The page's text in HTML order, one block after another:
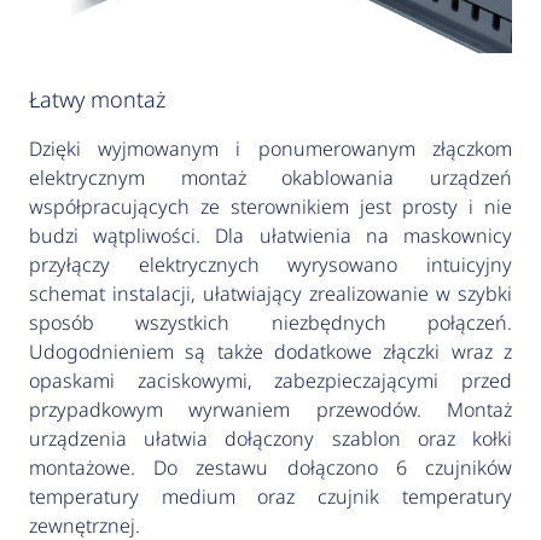
Łatwy montaż
Dzięki wyjmowanym i ponumerowanym złączkom
elektrycznym montaż okablowania urządzeń
współpracujących ze sterownikiem jest prosty i nie
budzi wątpliwości. Dla ułatwienia na maskownicy
przyłączy elektrycznych wyrysowano intuicyjny
schemat instalacji, ułatwiający zrealizowanie w szybki
sposób wszystkich niezbędnych połączeń.
Udogodnieniem są także dodatkowe złączki wraz z
opaskami zaciskowymi, zabezpieczającymi przed
przypadkowym wyrwaniem przewodów. Montaż
urządzenia ułatwia dołączony szablon oraz kołki
montażowe. Do zestawu dołączono 6 czujników
temperatury medium oraz czujnik temperatury
zewnętrznej.